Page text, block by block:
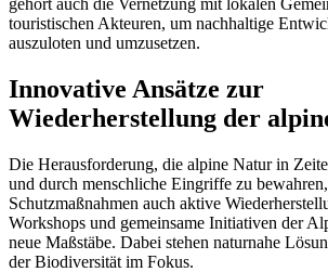
gehört auch die Vernetzung mit lokalen
touristischen Akteuren, um nachhaltige
auszuloten und umzusetzen.
Innovative Ansätze zur
Wiederherstellung der
Die Herausforderung, die alpine Natur in
und durch menschliche Eingriffe zu
Schutzmaßnahmen auch aktive
Workshops und gemeinsame Initiativen der
neue Maßstäbe. Dabei stehen naturnahe
der Biodiversität im Fokus.